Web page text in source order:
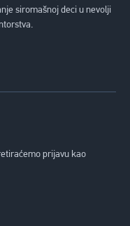
siromašnoj deci u nevolji
prijavu kao